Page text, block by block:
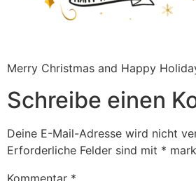
Merry Christmas and Happy
Schreibe einen
Deine E-Mail-Adresse wird nicht
Erforderliche Felder sind mit *
Kommentar *